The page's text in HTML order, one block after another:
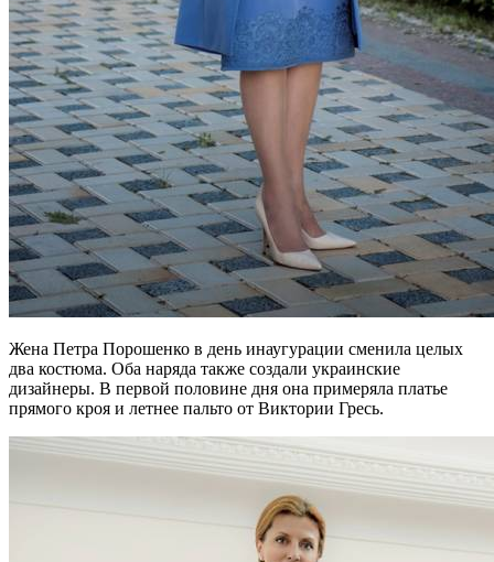
Жена Петра Порошенко в день инаугурации сменила целых
два костюма. Оба наряда также создали украинские
дизайнеры. В первой половине дня она примеряла платье
прямого кроя и летнее пальто от Виктории Гресь.